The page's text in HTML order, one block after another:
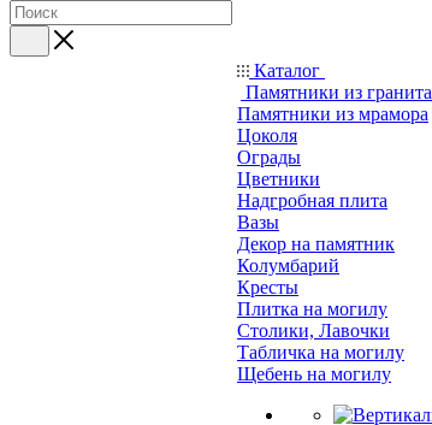
Каталог
Памятники из гранита
Памятники из мрамора
Цоколя
Ограды
Цветники
Надгробная плита
Вазы
Декор на памятник
Колумбарий
Кресты
Плитка на могилу
Столики, Лавочки
Табличка на могилу
Щебень на могилу